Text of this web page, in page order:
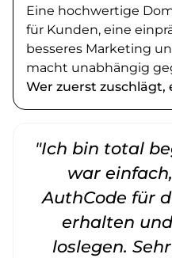
Eine hochwertige
für Kunden, eine
besseres Marketing
macht unabhängig
Wer zuerst zuschlägt,
"Ich bin total
war
AuthCode für
erhalten
loslegen.